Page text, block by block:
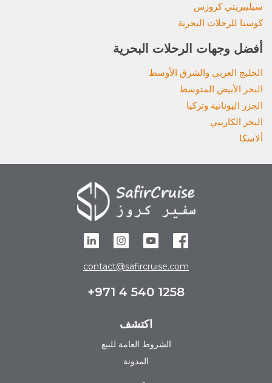
سيليبريتي كروزس
كوستا للرحلات البحرية
أفضل وجهات الرحلات البحرية
الخليج العربي والشرق الأوسط
البحر الأبيض المتوسط
الجزر اليونانية وتركيا
البحر الكاريبي
ألاسكا
contact@safircruise.com
+971 4 540 1258
اكتشف
الشروط العامة للبيع
المدونة